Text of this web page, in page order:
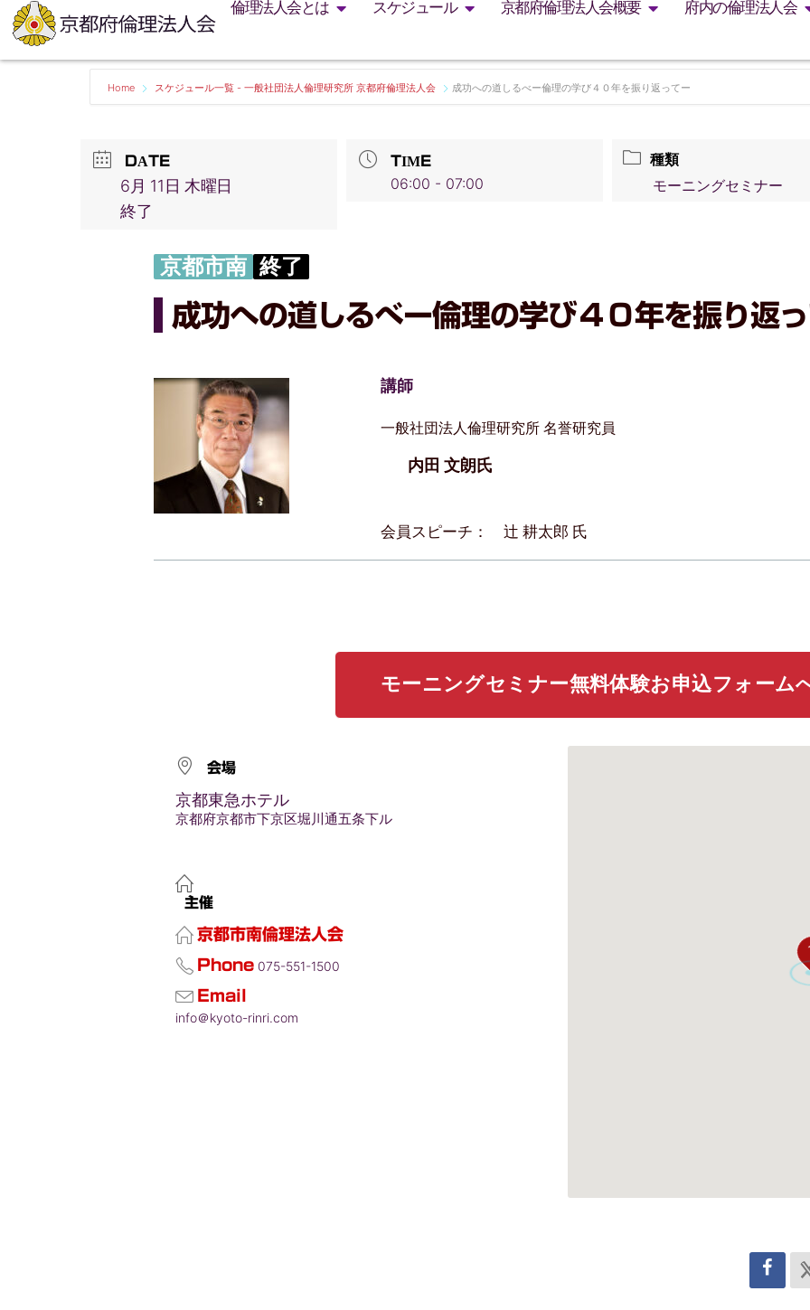
倫理法人会とは スケジュール 京都府倫理法人会概要 府内の倫理法人会
Home スケジュール一覧 - 一般社団法人倫理研究所 京都府倫理法人会 成功への道しるべー倫理の学び４０年を振り返ってー
DATE
6月 11日 木曜日
終了
TIME
06:00 - 07:00
種類
モーニングセミナー
京都市南 終了
成功への道しるべー倫理の学び４０年を振り返
講師
一般社団法人倫理研究所 名誉研究員
内田 文朗氏
会員スピーチ： 辻 耕太郎 氏
モーニングセミナー無料体験お申込フォーム
会場
京都東急ホテル
京都府京都市下京区堀川通五条下ル
主催
京都市南倫理法人会
Phone 075-551-1500
Email
info＠kyoto-rinri.com